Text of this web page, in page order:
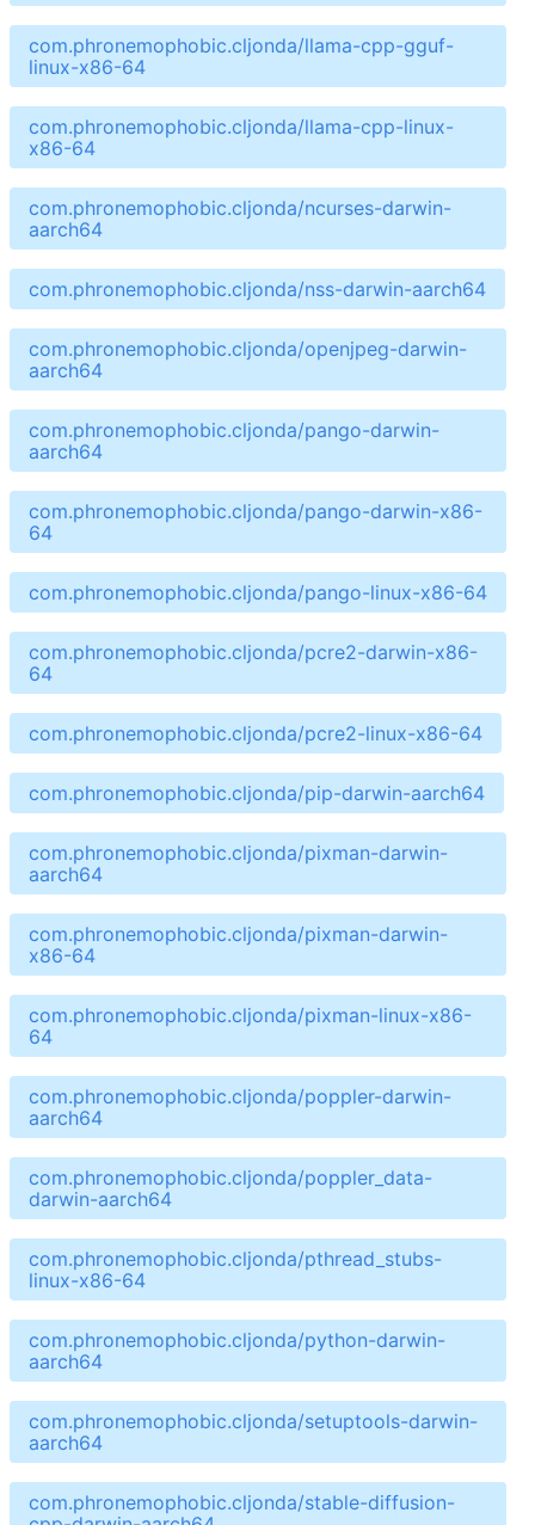
com.phronemophobic.cljonda/llama-cpp-gguf-
linux-x86-64
com.phronemophobic.cljonda/llama-cpp-linux-
x86-64
com.phronemophobic.cljonda/ncurses-darwin-
aarch64
com.phronemophobic.cljonda/nss-darwin-aarch64
com.phronemophobic.cljonda/openjpeg-darwin-
aarch64
com.phronemophobic.cljonda/pango-darwin-
aarch64
com.phronemophobic.cljonda/pango-darwin-x86-
64
com.phronemophobic.cljonda/pango-linux-x86-64
com.phronemophobic.cljonda/pcre2-darwin-x86-
64
com.phronemophobic.cljonda/pcre2-linux-x86-64
com.phronemophobic.cljonda/pip-darwin-aarch64
com.phronemophobic.cljonda/pixman-darwin-
aarch64
com.phronemophobic.cljonda/pixman-darwin-
x86-64
com.phronemophobic.cljonda/pixman-linux-x86-
64
com.phronemophobic.cljonda/poppler-darwin-
aarch64
com.phronemophobic.cljonda/poppler_data-
darwin-aarch64
com.phronemophobic.cljonda/pthread_stubs-
linux-x86-64
com.phronemophobic.cljonda/python-darwin-
aarch64
com.phronemophobic.cljonda/setuptools-darwin-
aarch64
com.phronemophobic.cljonda/stable-diffusion-